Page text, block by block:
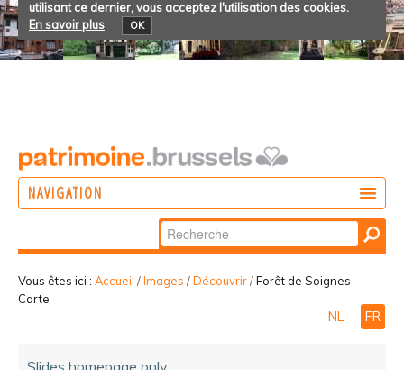
utilisant ce dernier, vous acceptez l'utilisation des cookies.
En savoir plus
OK
NAVIGATION
Chercher par
Recherche
avancée…
Vous êtes ici : Accueil /Images /Découvrir/Forêt de Soignes -
Carte
NL FR
Slides homepage only